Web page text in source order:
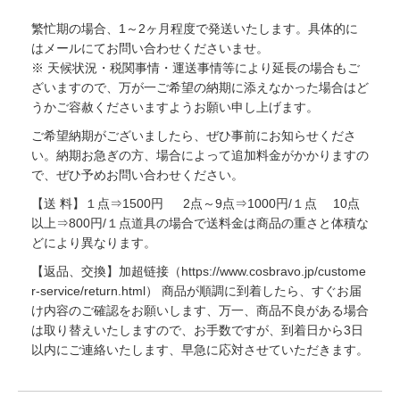
繁忙期の場合、1～2ヶ月程度で発送いたします。具体的に
はメールにてお問い合わせくださいませ。
※ 天候状況・税関事情・運送事情等により延長の場合もご
ざいますので、万が一ご希望の納期に添えなかった場合はど
うかご容赦くださいますようお願い申し上げます。
ご希望納期がございましたら、ぜひ事前にお知らせくださ
い。納期お急ぎの方、場合によって追加料金がかかりますの
で、ぜひ予めお問い合わせください。
【送 料】１点⇒1500円 2点～9点⇒1000円/１点 10点
以上⇒800円/１点道具の場合で送料金は商品の重さと体積な
どにより異なります。
【返品、交換】加超链接（https://www.cosbravo.jp/custome
r-service/return.html） 商品が順調に到着したら、すぐお届
け内容のご確認をお願いします、万一、商品不良がある場合
は取り替えいたしますので、お手数ですが、到着日から3日
以内にご連絡いたします、早急に応対させていただきます。